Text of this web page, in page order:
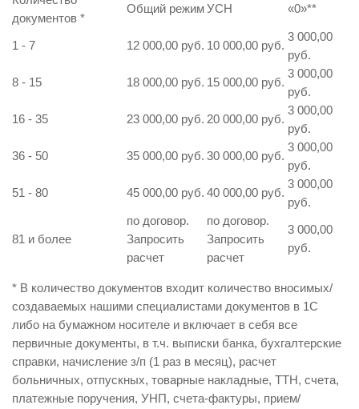
документов *
Общий режимУСН «0»**
1 - 7 12 000,00 руб. 10 000,00 руб.
3 000,00
руб.
8 - 15
18 000,00 руб. 15 000,00 руб.
3 000,00
руб.
16 - 35
23 000,00 руб. 20 000,00 руб.
3 000,00
руб.
36 - 50
35 000,00 руб. 30 000,00 руб.
3 000,00
руб.
51 - 80
45 000,00 руб. 40 000,00 руб.
3 000,00
руб.
81 и более
по договор.
Запросить
расчет
по договор.
Запросить
расчет
3 000,00
руб.
* В количество документов входит количество вносимых/
создаваемых нашими специалистами документов в 1С
либо на бумажном носителе и включает в себя все
первичные документы, в т.ч. выписки банка, бухгалтерские
справки, начисление з/п (1 раз в месяц), расчет
больничных, отпускных, товарные накладные, ТТН, счета,
платежные поручения, УНП, счета-фактуры, прием/